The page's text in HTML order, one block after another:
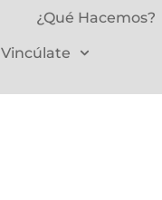
¿Qué Hacemos?
Vincúlate